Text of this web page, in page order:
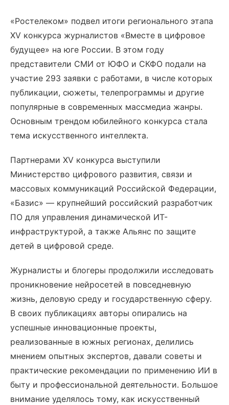
«Ростелеком» подвел итоги регионального этапа
XV конкурса журналистов «Вместе в цифровое
будущее» на юге России. В этом году
представители СМИ от ЮФО и СКФО подали на
участие 293 заявки с работами, в числе которых
публикации, сюжеты, телепрограммы и другие
популярные в современных массмедиа жанры.
Основным трендом юбилейного конкурса стала
тема искусственного интеллекта.
Партнерами XV конкурса выступили
Министерство цифрового развития, связи и
массовых коммуникаций Российской Федерации,
«Базис» — крупнейший российский разработчик
ПО для управления динамической ИТ-
инфраструктурой, а также Альянс по защите
детей в цифровой среде.
Журналисты и блогеры продолжили исследовать
проникновение нейросетей в повседневную
жизнь, деловую среду и государственную сферу.
В своих публикациях авторы опирались на
успешные инновационные проекты,
реализованные в южных регионах, делились
мнением опытных экспертов, давали советы и
практические рекомендации по применению ИИ в
быту и профессиональной деятельности. Большое
внимание уделялось тому, как искусственный